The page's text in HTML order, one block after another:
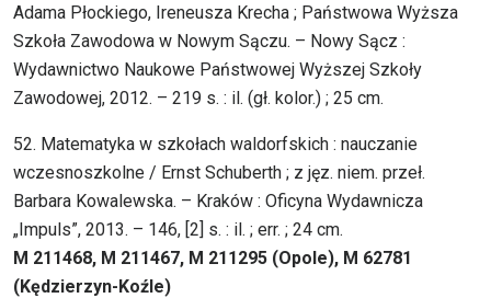
Adama Płockiego, Ireneusza Krecha ; Państwowa Wyższa
Szkoła Zawodowa w Nowym Sączu. – Nowy Sącz :
Wydawnictwo Naukowe Państwowej Wyższej Szkoły
Zawodowej, 2012. – 219 s. : il. (gł. kolor.) ; 25 cm.
52. Matematyka w szkołach waldorfskich : nauczanie
wczesnoszkolne / Ernst Schuberth ; z jęz. niem. przeł.
Barbara Kowalewska. – Kraków : Oficyna Wydawnicza
„Impuls”, 2013. – 146, [2] s. : il. ; err. ; 24 cm.
M 211468, M 211467, M 211295 (Opole), M 62781
(Kędzierzyn-Koźle)